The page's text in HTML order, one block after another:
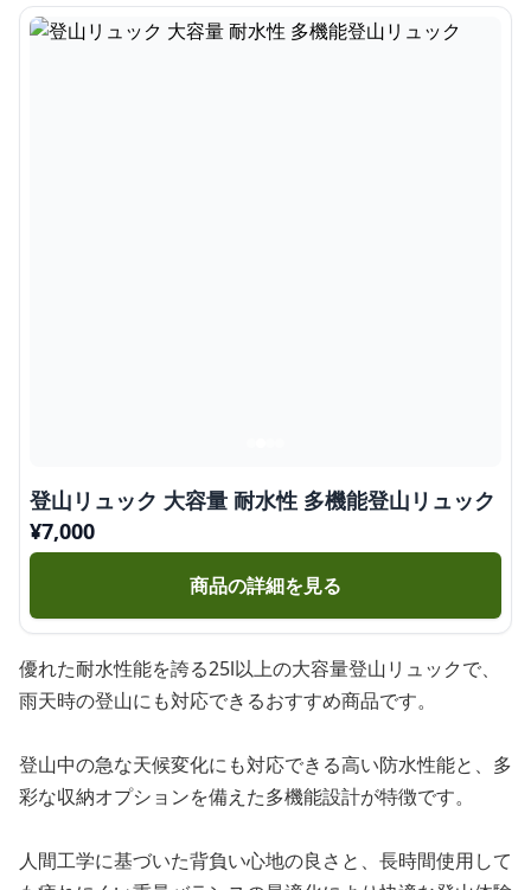
登山リュック 大容量 耐水性 多機能登山リュック
¥7,000
商品の詳細を見る
優れた耐水性能を誇る25l以上の大容量登山リュックで、
雨天時の登山にも対応できるおすすめ商品です。
登山中の急な天候変化にも対応できる高い防水性能と、多
彩な収納オプションを備えた多機能設計が特徴です。
人間工学に基づいた背負い心地の良さと、長時間使用して